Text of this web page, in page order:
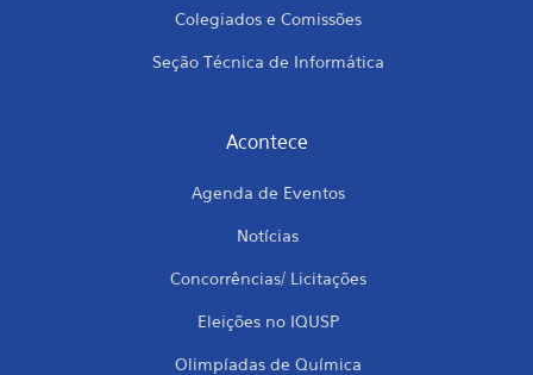
Colegiados e Comissões
Seção Técnica de Informática
Acontece
Agenda de Eventos
Notícias
Concorrências/ Licitações
Eleições no IQUSP
Olimpíadas de Química